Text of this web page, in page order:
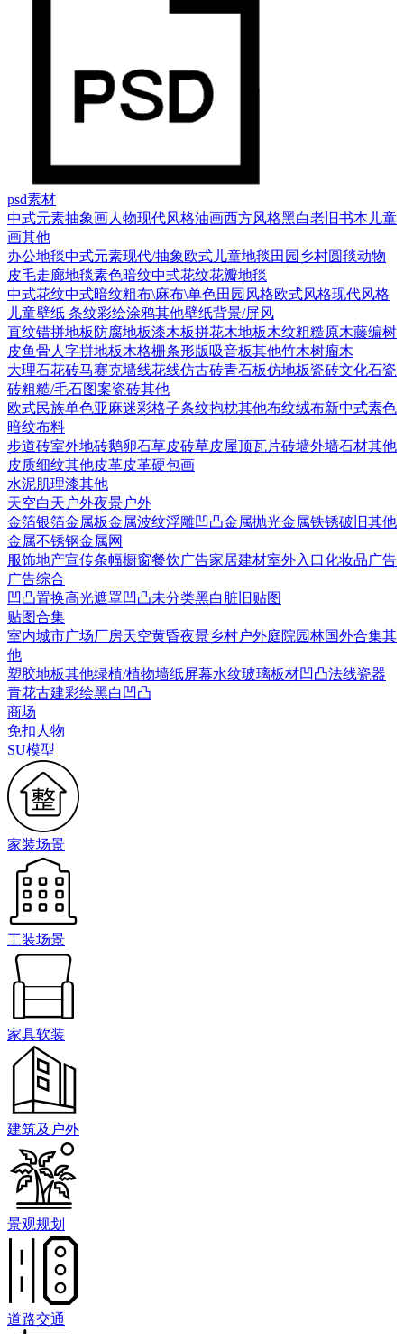
psd素材
中式元素抽象画人物现代风格油画西方风格黑白老旧书本 儿童
画其他
办公地毯中式元素现代/抽象欧式 儿童地毯 田园乡村圆毯动物
皮毛走廊地毯素色暗纹中式花纹花瓣地毯
中式花纹中式暗纹粗布\麻布\单色田园风格欧式风格现代风格
儿童壁纸 条纹彩绘涂鸦其他壁纸背景/屏风
直纹错拼地板 防腐地板漆木板拼花木地板木纹粗糙原木藤编树
皮鱼骨人字拼地板木格栅条形版吸音板其他竹木树瘤木
大理石花砖马赛克墙线花线仿古砖青石板仿地板瓷砖文化石瓷
砖粗糙/毛石图案瓷砖其他
欧式民族单色亚麻迷彩格子条纹抱枕其他布纹绒布新中式素色
暗纹布料
步道砖室外地砖鹅卵石草皮砖草皮屋顶瓦片砖墙外墙石材其他
皮质细纹其他皮革皮革硬包画
水泥肌理漆其他
天空白天户外夜景户外
金箔银箔金属板金属波纹浮雕凹凸金属抛光金属铁锈破旧其他
金属不锈钢金属网
服饰地产宣传条幅橱窗餐饮广告家居建材室外入口化妆品广告
广告综合
凹凸置换高光遮罩凹凸未分类黑白脏旧贴图
贴图合集
室内城市广场厂房天空黄昏夜景乡村户外庭院园林国外合集其
他
塑胶地板其他绿植/植物墙纸屏幕水纹玻璃板材凹凸法线瓷器
青花古建彩绘黑白凹凸
商场
免扣人物
SU模型
家装场景
工装场景
家具软装
建筑及户外
景观规划
道路交通